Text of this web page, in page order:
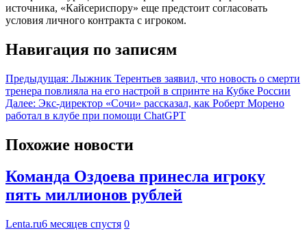
источника, «Кайсериспору» еще предстоит согласовать
условия личного контракта с игроком.
Навигация по записям
Предыдущая: Лыжник Терентьев заявил, что новость о смерти
тренера повлияла на его настрой в спринте на Кубке России
Далее: Экс-директор «Сочи» рассказал, как Роберт Морено
работал в клубе при помощи ChatGPT
Похожие новости
Команда Оздоева принесла игроку
пять миллионов рублей
Lenta.ru6 месяцев спустя 0